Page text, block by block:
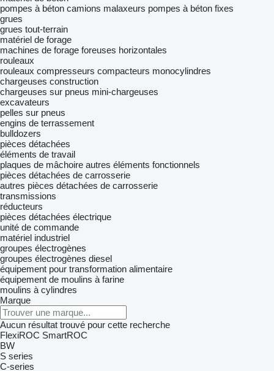
pompes à béton camions malaxeurs pompes à béton fixes
grues
grues tout-terrain
matériel de forage
machines de forage foreuses horizontales
rouleaux
rouleaux compresseurs compacteurs monocylindres
chargeuses construction
chargeuses sur pneus mini-chargeuses
excavateurs
pelles sur pneus
engins de terrassement
bulldozers
pièces détachées
éléments de travail
plaques de mâchoire autres éléments fonctionnels
pièces détachées de carrosserie
autres pièces détachées de carrosserie
transmissions
réducteurs
pièces détachées électrique
unité de commande
matériel industriel
groupes électrogènes
groupes électrogènes diesel
équipement pour transformation alimentaire
équipement de moulins à farine
moulins à cylindres
Marque
Aucun résultat trouvé pour cette recherche
FlexiROC SmartROC
BW
S series
C-series